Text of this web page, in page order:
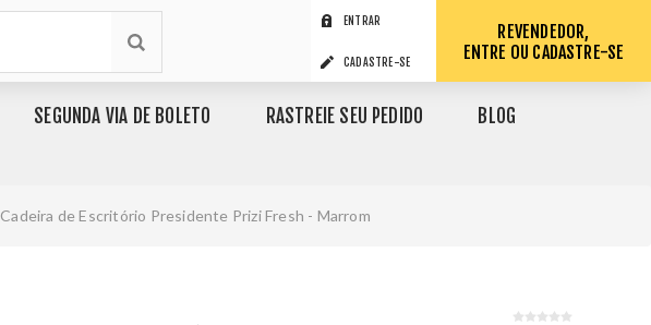
ENTRAR
CADASTRE-SE
REVENDEDOR,
ENTRE OU CADASTRE-SE
SEGUNDA VIA DE BOLETO RASTREIE SEU PEDIDO BLOG
Cadeira de Escritório Presidente Prizi Fresh - Marrom